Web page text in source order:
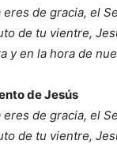
eres de gracia, el
de tu vientre,
y en la hora de
de Jesús
eres de gracia, el
de tu vientre,